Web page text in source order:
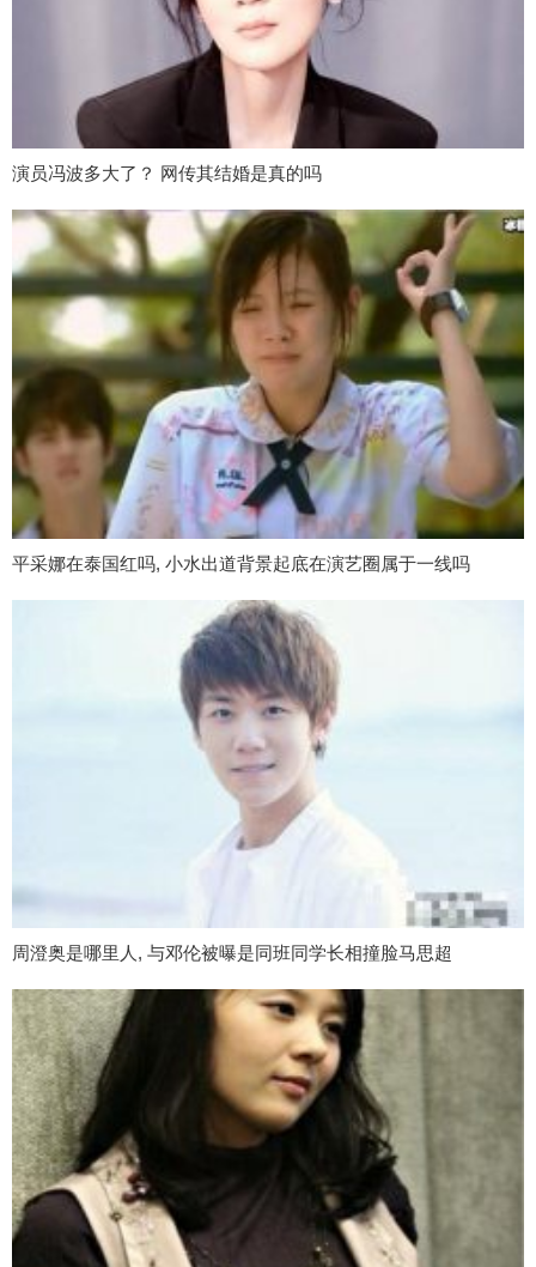
演员冯波多大了？ 网传其结婚是真的吗
平采娜在泰国红吗, 小水出道背景起底在演艺圈属于一线吗
周澄奥是哪里人, 与邓伦被曝是同班同学长相撞脸马思超